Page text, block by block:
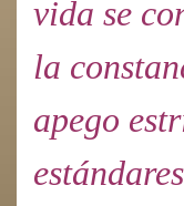
vida se
la
apego